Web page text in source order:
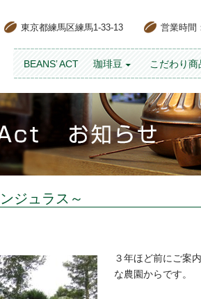
東京都練馬区練馬1-33-13 営業時間
BEANS’ ACT 珈琲豆 こだわり商
ジュラス～
３年ほど前にご案
な農園からです。